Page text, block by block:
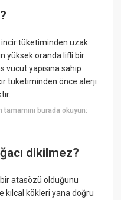
incir tüketiminden uzak
yüksek oranda lifli bir
vücut yapısına sahip
tüketiminden önce alerji
tamamını burada okuyun:
dikilmez?
bir atasözü olduğunu
kılcal kökleri yana doğru